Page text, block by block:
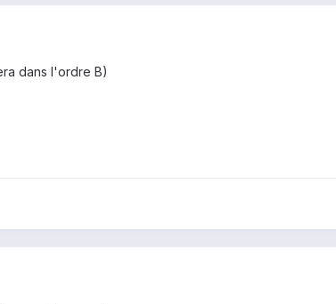
dans l'ordre B)